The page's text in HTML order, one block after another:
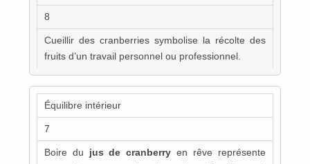
8
Cueillir des cranberries symbolise la récolte des
fruits d’un travail personnel ou professionnel.
Équilibre intérieur
7
Boire du jus de cranberry en rêve représente